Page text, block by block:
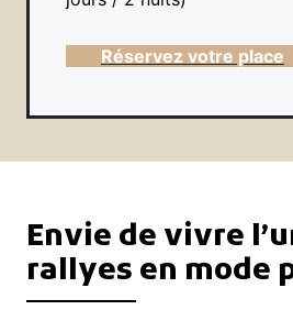
Réservez votre place
Envie de vivre
rallyes en mode